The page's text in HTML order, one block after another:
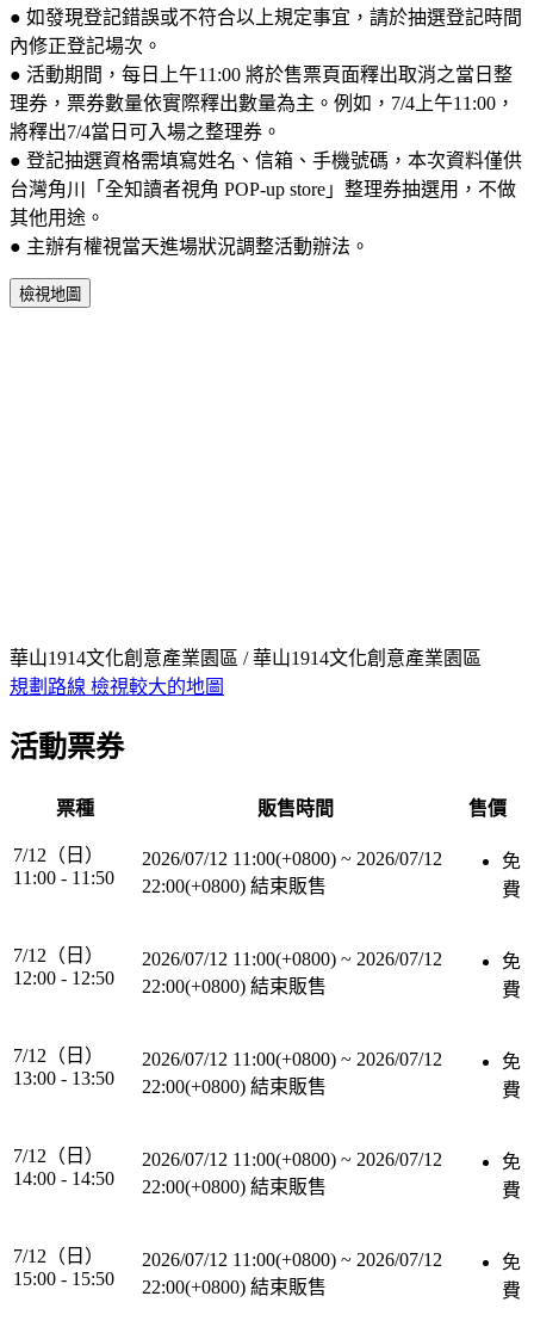
● 如發現登記錯誤或不符合以上規定事宜，請於抽選登記時間
內修正登記場次。
● 活動期間，每日上午11:00 將於售票頁面釋出取消之當日整
理券，票券數量依實際釋出數量為主。例如，7/4上午11:00，
將釋出7/4當日可入場之整理券。
● 登記抽選資格需填寫姓名、信箱、手機號碼，本次資料僅供
台灣角川「全知讀者視角 POP-up store」整理券抽選用，不做
其他用途。
● 主辦有權視當天進場狀況調整活動辦法。
檢視地圖
華山1914文化創意產業園區 / 華山1914文化創意產業園區
規劃路線 檢視較大的地圖
活動票券
票種 販售時間 售價
7/12（日）
11:00 - 11:50
2026/07/12 11:00(+0800) ~ 2026/07/12
22:00(+0800) 結束販售
免
費
7/12（日）
12:00 - 12:50
2026/07/12 11:00(+0800) ~ 2026/07/12
22:00(+0800) 結束販售
免
費
7/12（日）
13:00 - 13:50
2026/07/12 11:00(+0800) ~ 2026/07/12
22:00(+0800) 結束販售
免
費
7/12（日）
14:00 - 14:50
2026/07/12 11:00(+0800) ~ 2026/07/12
22:00(+0800) 結束販售
免
費
7/12（日）
15:00 - 15:50
2026/07/12 11:00(+0800) ~ 2026/07/12
22:00(+0800) 結束販售
免
費